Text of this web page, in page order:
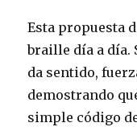
Esta propuesta
braille día a día.
da sentido,
demostrando
simple código